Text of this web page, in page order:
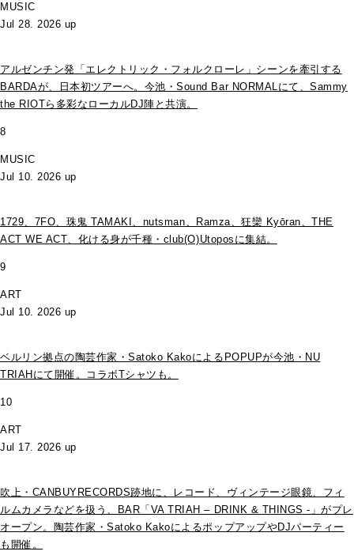
MUSIC
Jul 28. 2026 up
アルゼンチン発「エレクトリック・フォルクローレ」シーンを牽引する
BARDAが、日本初ツアーへ。今池・Sound Bar NORMALにて、Sammy
the RIOTら多彩なローカルDJ陣と共演。
8
MUSIC
Jul 10. 2026 up
1729、7FO、珠鬼 TAMAKI、nutsman、Ramza、狂欒 Kyōran、THE
ACT WE ACT、化ける身が千種・club(O)Utoposに集結。
9
ART
Jul 10. 2026 up
ベルリン拠点の陶芸作家・Satoko KakoによるPOPUPが今池・NU
TRIAHにて開催。コラボTシャツも。
10
ART
Jul 17. 2026 up
吹上・CANBUYRECORDS跡地に、レコード、ヴィンテージ眼鏡、フィ
ルムカメラなどを扱う、BAR「VA TRIAH – DRINK & THINGS -」がプレ
オープン。陶芸作家・Satoko KakoによるポップアップやDJパーティー
も開催。